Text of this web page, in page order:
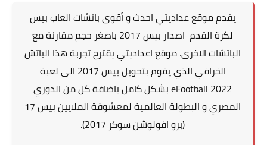
يقدم موقع عداديتي احدث و أقوى باتشات العاب بيس
لكرة القدم اصدار بيس 2017 باصغر حجم مقارنة مع
الباتشات الاخرى. موقع اعداديتي يقترح تجربة هذا الباتش
الخرافي الذي يقوم بتحويل ييس 2017 الى لعبة
eFootball 2022 بشكل كامل باضافة كل من الدوري
المصري و البطولة العالمية لمعشوقة الملايين بيس 17
(برو افولوشن سوكر 2017).